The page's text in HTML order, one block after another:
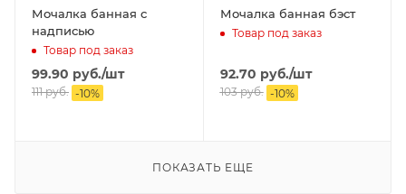
Мочалка банная с
надписью
Товар под заказ
99.90 руб./шт
111руб. -10%
Мочалка банная бэст
Товар под заказ
92.70 руб./шт
103руб. -10%
ПОКАЗАТЬ ЕЩЕ